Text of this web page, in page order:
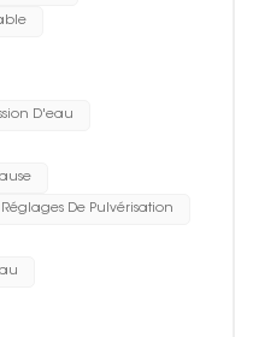
D'eau
De Pulvérisation